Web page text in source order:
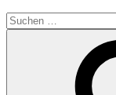
Suche
nach: